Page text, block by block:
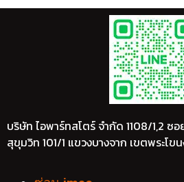
บริษัท ไอพาร์ทสโตร์ จำกัด 1108/1,2 ซ
สุขุมวิท 101/1 แขวงบางจาก เขตพระโข